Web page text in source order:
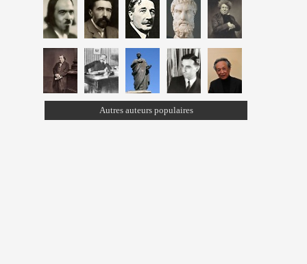
Autres auteurs populaires